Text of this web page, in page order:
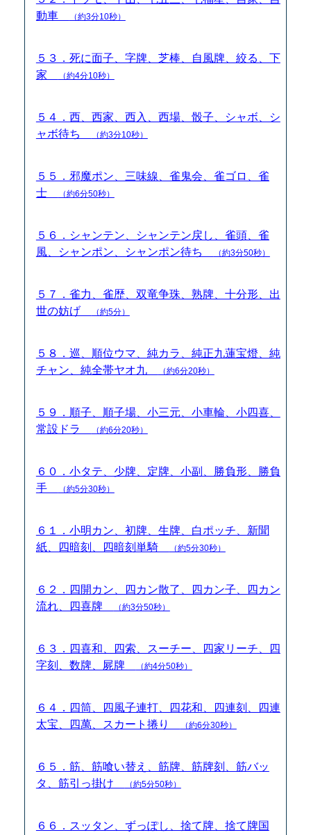
動車
（約3分10秒）
５３．死に面子、字牌、芝棒、自風牌、絞る、下
家
（約4分10秒）
５４．西、西家、西入、西場、骰子、シャボ、シ
ャボ待ち
（約3分10秒）
５５．邪魔ポン、三味線、雀鬼会、雀ゴロ、雀
士
（約6分50秒）
５６．シャンテン、シャンテン戻し、雀頭、雀
風、シャンポン、シャンポン待ち
（約3分50秒）
５７．雀力、雀歴、双竜争珠、熟牌、十分形、出
世の妨げ
（約5分）
５８．巡、順位ウマ、純カラ、純正九蓮宝燈、純
チャン、純全帯ヤオ九
（約6分20秒）
５９．順子、順子場、小三元、小車輪、小四喜、
常設ドラ
（約6分20秒）
６０．小タテ、少牌、定牌、小副、勝負形、勝負
手
（約5分30秒）
６１．小明カン、初牌、生牌、白ポッチ、新聞
紙、四暗刻、四暗刻単騎
（約5分30秒）
６２．四開カン、四カン散了、四カン子、四カン
流れ、四喜牌
（約3分50秒）
６３．四喜和、四索、スーチー、四家リーチ、四
字刻、数牌、屍牌
（約4分50秒）
６４．四筒、四風子連打、四花和、四連刻、四連
太宝、四萬、スカート捲り
（約6分30秒）
６５．筋、筋喰い替え、筋牌、筋牌刻、筋バッ
タ、筋引っ掛け
（約5分50秒）
６６．スッタン、ずっぽし、捨て牌、捨て牌国